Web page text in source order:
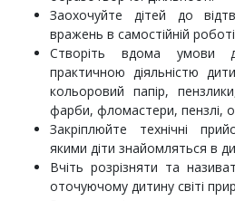
Заохочуйте дітей до
вражень в самостійній
Створіть вдома умови
практичною діяльністю
кольоровий папір,
фарби, фломастери, пензлі,
Закріплюйте технічні
якими діти знайомляться в
Вчіть розрізняти та
оточуючому дитину світі